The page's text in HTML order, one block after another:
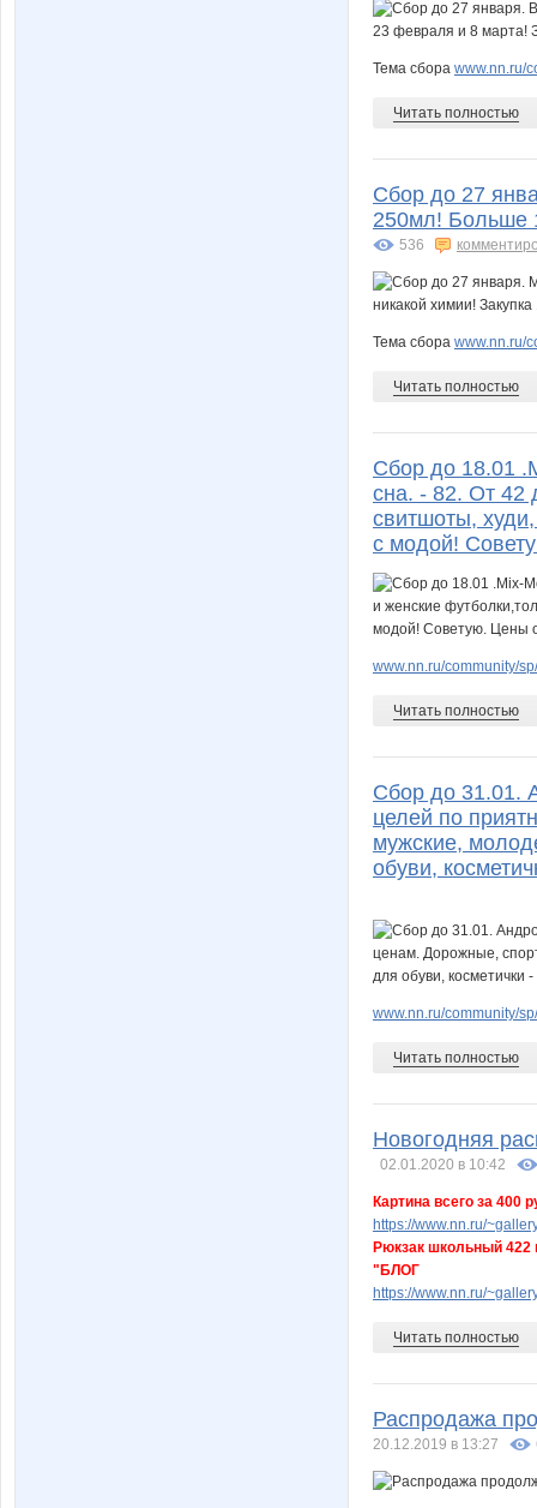
Тема сбора www.nn.ru/
Читать полностью
Сбор до 27
250мл! Больше
536
Тема сбора www.nn.ru/
Читать полностью
Cбор до 18.01
сна. - 82. От 42
свитшоты,
с модой!
www.nn.ru/community/
Читать полностью
Сбор до 31.01.
целей по
мужские,
обуви,
www.nn.ru/community/
Читать полностью
Новогодняя
02.01.2020 в 10:42
Картина всего за 400
https://www.nn.ru/
Рюкзак школьный 422
"БЛОГ
https://www.nn.ru/
Читать полностью
Распродажа
20.12.2019 в 13:27